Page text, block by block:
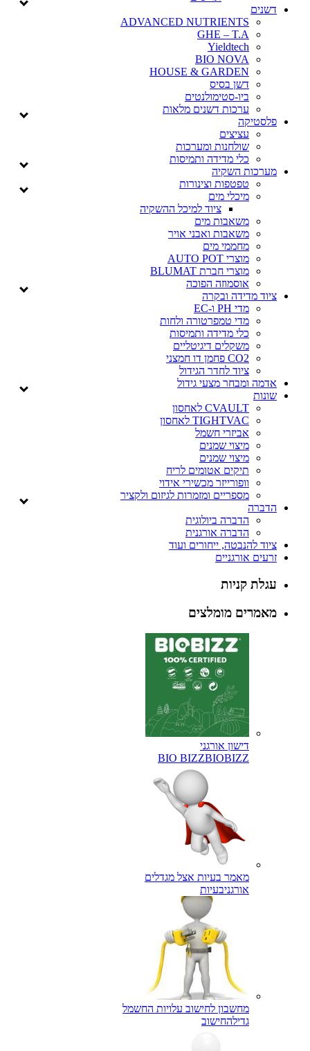
דשנים
ADVANCED NUTRIENTS
GHE – T.A
Yieldtech
BIO NOVA
HOUSE & GARDEN
דשן בסיס
ביו-סטימולנטים
ערכות דשנים מלאות
פלסטיקה
עציצים
שולחנות ומערכות
כלי מדידה ותמיסות
מערכות השקיה
טפטפות וצינורות
מיכלי מים
ציוד למיכל ההשקיה
משאבות מים
משאבות ואבני אויר
מחממי מים
מוצרי AUTO POT
מוצרי חברת BLUMAT
אוסמוזה הפוכה
ציוד מדידה ובקרה
מדי PH ו-EC
מדי טמפרטורה ולחות
כלי מדידה ותמיסות
משקלים דיגיטליים
CO2 פחמן דו חמצני
ציוד לחדר הגידול
אדמה ומבחר מצעי גידול
שונות
CVAULT לאחסון
TIGHTVAC לאחסון
אביזרי חשמל
מיצוי שמנים
מיצוי שמנים
תיקים אטומים לריח
וופורייזר מכשירי אידוי
מספריים ומזמרות לגיזום ולקציר
הדברה
הדברה ביולוגית
הדברה אורגנית
ציוד להנבטה, ייחורים ועוד
זרעים אורגניים
עגלת קניות
מאמרים מומלצים
דישון אורגני
BIO BIZZBIOBIZZ
מאמר בעיות אצל מגדלים
אורגניבעיות
מחשבון לחישוב עלויות החשמל
גדילהחישוב